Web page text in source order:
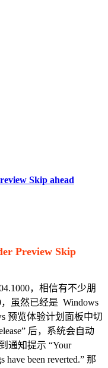
Skip ahead
Preview Skip
，相信有不少朋
虽然已经是 Windows
预览体验计划面板中切
后，系统会自动
通知提示 “Your
have been reverted.” 那